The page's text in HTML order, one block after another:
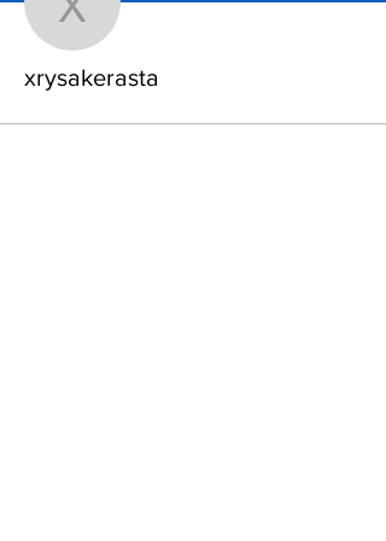
xrysakerasta
xrysakerasta